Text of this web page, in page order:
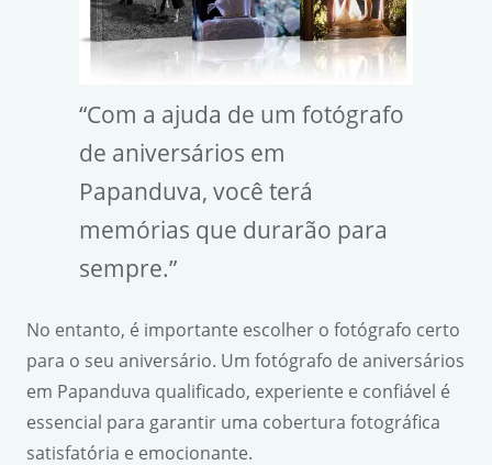
“Com a ajuda de um fotógrafo
de aniversários em
Papanduva, você terá
memórias que durarão para
sempre.”
No entanto, é importante escolher o fotógrafo certo
para o seu aniversário. Um fotógrafo de aniversários
em Papanduva qualificado, experiente e confiável é
essencial para garantir uma cobertura fotográfica
satisfatória e emocionante.